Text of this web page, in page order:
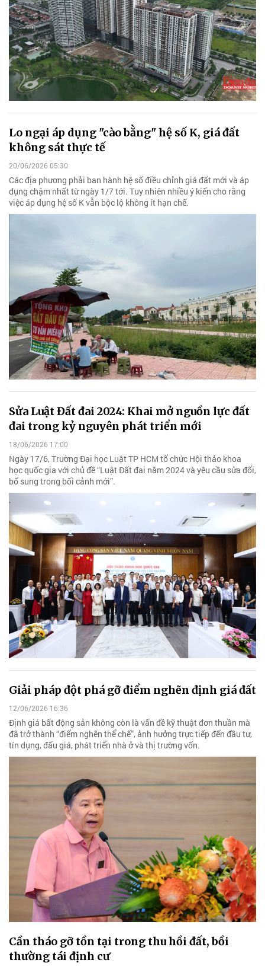
Lo ngại áp dụng "cào bằng" hệ số K, giá đất
không sát thực tế
20/06/2026 05:30
Các địa phương phải ban hành hệ số điều chỉnh giá đất mới và áp
dụng chậm nhất từ ngày 1/7 tới. Tuy nhiên nhiều ý kiến cho rằng
việc áp dụng hệ số K vẫn bộc lộ không ít hạn chế.
Sửa Luật Đất đai 2024: Khai mở nguồn lực đất
đai trong kỷ nguyên phát triển mới
18/06/2026 17:00
Ngày 17/6, Trường Đại học Luật TP HCM tổ chức Hội thảo khoa
học quốc gia với chủ đề “Luật Đất đai năm 2024 và yêu cầu sửa đổi,
bổ sung trong bối cảnh mới”.
Giải pháp đột phá gỡ điểm nghẽn định giá đất
12/06/2026 16:36
Định giá bất động sản không còn là vấn đề kỹ thuật đơn thuần mà
đã trở thành “điểm nghẽn thể chế”, ảnh hưởng trực tiếp đến đầu tư,
tín dụng, đấu giá, phát triển nhà ở và thị trường vốn.
Cần tháo gỡ tồn tại trong thu hồi đất, bồi
thường tái định cư